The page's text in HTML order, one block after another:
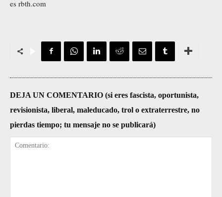
es rbth.com
DEJA UN COMENTARIO (si eres fascista, oportunista,
revisionista, liberal, maleducado, trol o extraterrestre, no
pierdas tiempo; tu mensaje no se publicará)